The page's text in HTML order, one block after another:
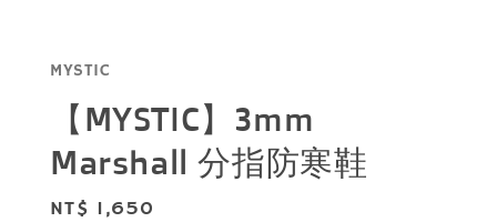
MYSTIC
【MYSTIC】3mm
Marshall 分指防寒鞋
Regular
NT$ 1,650